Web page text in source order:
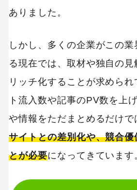
ありました。
しかし、多くの企業がこの
る現在では、取材や独自の見
リッチ化することが求められ
ト流入数や記事のPV数を上
や情報をただまとめるだけ
サイトとの差別化や、競合
とが必要になってきています